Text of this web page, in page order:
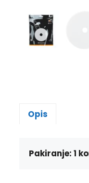
Opis
Pakiranje: 1